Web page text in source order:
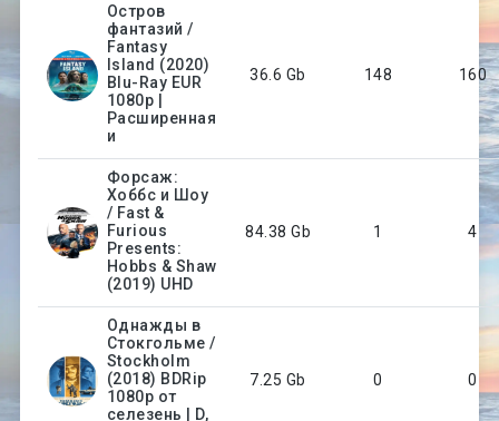
Остров
фантазий /
Fantasy
Island (2020)
Blu-Ray EUR
1080p |
Расширенная
и
36.6 Gb 148 160
Форсаж:
Хоббс и Шоу
/ Fast &
Furious
Presents:
Hobbs & Shaw
(2019) UHD
84.38 Gb 1 4
Однажды в
Стокгольме /
Stockholm
(2018) BDRip
1080p от
селезень | D,
7.25 Gb 0 0